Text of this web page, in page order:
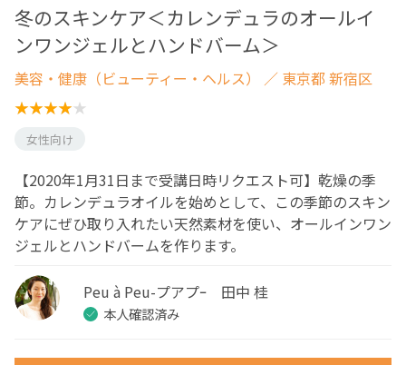
冬のスキンケア＜カレンデュラのオールイ
ンワンジェルとハンドバーム＞
美容・健康（ビューティー・ヘルス） ／ 東京都 新宿区
女性向け
【2020年1月31日まで受講日時リクエスト可】乾燥の季
節。カレンデュラオイルを始めとして、この季節のスキン
ケアにぜひ取り入れたい天然素材を使い、オールインワン
ジェルとハンドバームを作ります。
Peu à Peu-プアプｰ 田中 桂
本人確認済み